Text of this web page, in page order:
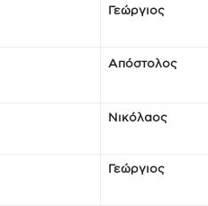
Γεώργιος
Απόστολος
Νικόλαος
Γεώργιος